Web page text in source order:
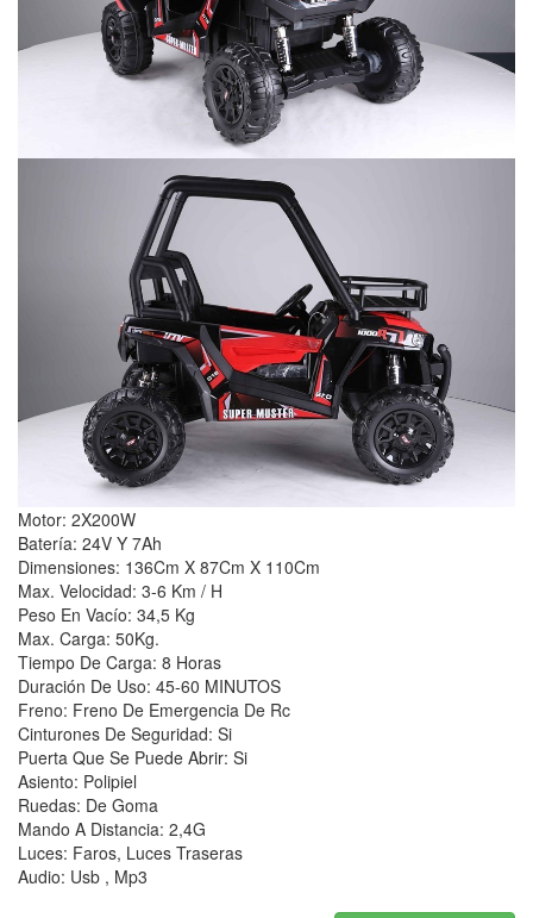
Motor: 2X200W
Batería: 24V Y 7Ah
Dimensiones: 136Cm X 87Cm X 110Cm
Max. Velocidad: 3-6 Km / H
Peso En Vacío: 34,5 Kg
Max. Carga: 50Kg.
Tiempo De Carga: 8 Horas
Duración De Uso: 45-60 MINUTOS
Freno: Freno De Emergencia De Rc
Cinturones De Seguridad: Si
Puerta Que Se Puede Abrir: Si
Asiento: Polipiel
Ruedas: De Goma
Mando A Distancia: 2,4G
Luces: Faros, Luces Traseras
Audio: Usb , Mp3